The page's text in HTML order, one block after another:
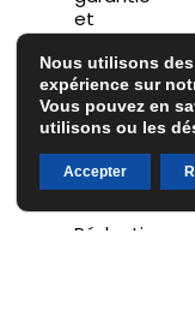
et
des
garanties
locatives
Papiers
administratifs
Rédaction
Nous utilisons
expérience sur
Vous pouvez en
utilisons ou les
Accepter